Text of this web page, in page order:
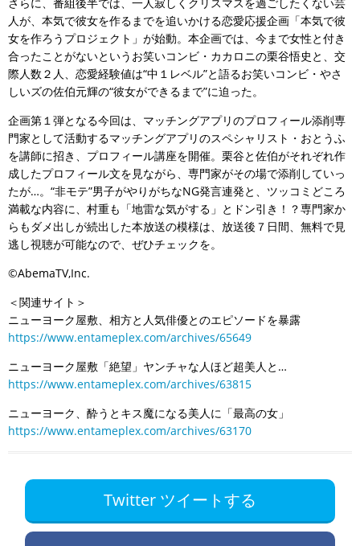
人が、本気で彼女を作るまでを追いかける恋愛応援企画「本気で彼
女を作ろうプロジェクト」が始動。本企画では、今まで女性と付き
合ったことがないというお笑いコンビ・カカロニの栗谷悟史と、交
際人数２人、恋愛経験値は“中１レベル”と語るお笑いコンビ・やさ
しいズの佐伯元輝の“彼女ができるまで”に迫った。
企画第１弾となる今回は、マッチングアプリのプロフィール添削専
門家として活動するマッチングアプリのスペシャリスト・おとうふ
を講師に招き、プロフィール講座を開催。栗谷と佐伯がそれぞれ作
成したプロフィール文を見ながら、専門家がその場で添削していっ
たが…。“非モテ”男子がやりがちなNG発言連発と、ツッコミどころ
満載な内容に、村重も「地雷な気がする」とドン引き！？専門家か
らもダメ出しが続出した本放送の模様は、放送後７日間、無料で見
逃し視聴が可能なので、ぜひチェックを。
©AbemaTV,Inc.
＜関連サイト＞
ニューヨーク屋敷、相方と人気俳優とのエピソードを暴露
https://www.entameplex.com/archives/65649
ニューヨーク屋敷「絶望」ヤンチャな人ほど超美人と…
https://www.entameplex.com/archives/63815
ニューヨーク、酔うとキス魔になる美人に「最高の女」
https://www.entameplex.com/archives/63170
Twitter ツイートする